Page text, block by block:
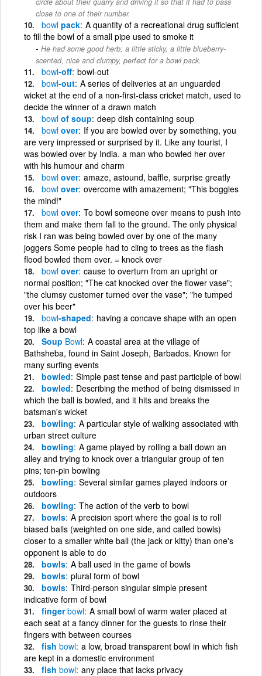
close to one of their number.
bowl pack A quantity of a recreational drug sufficient
to fill the bowl of a small pipe used to smoke it
He had some good herb; a little sticky, a little blueberry-
scented, nice and clumpy, perfect for a bowl pack.
bowl-off bowl-out
bowl-out A series of deliveries at an unguarded
wicket at the end of a non-first-class cricket match, used to
decide the winner of a drawn match
bowl of soup deep dish containing soup
bowl over If you are bowled over by something, you
are very impressed or surprised by it. Like any tourist, I
was bowled over by India. a man who bowled her over
with his humour and charm
bowl over amaze, astound, baffle, surprise greatly
bowl over overcome with amazement; "This boggles
the mind!"
bowl over To bowl someone over means to push into
them and make them fall to the ground. The only physical
risk I ran was being bowled over by one of the many
joggers Some people had to cling to trees as the flash
flood bowled them over. = knock over
bowl over cause to overturn from an upright or
normal position; "The cat knocked over the flower vase";
"the clumsy customer turned over the vase"; "he tumped
over his beer"
bowl-shaped having a concave shape with an open
top like a bowl
Soup Bowl A coastal area at the village of
Bathsheba, found in Saint Joseph, Barbados. Known for
many surfing events
bowled Simple past tense and past participle of bowl
bowled Describing the method of being dismissed in
which the ball is bowled, and it hits and breaks the
batsman's wicket
bowling A particular style of walking associated with
urban street culture
bowling A game played by rolling a ball down an
alley and trying to knock over a triangular group of ten
pins; ten-pin bowling
bowling Several similar games played indoors or
outdoors
bowling The action of the verb to bowl
bowls A precision sport where the goal is to roll
biased balls (weighted on one side, and called bowls)
closer to a smaller white ball (the jack or kitty) than one's
opponent is able to do
bowls A ball used in the game of bowls
bowls plural form of bowl
bowls Third-person singular simple present
indicative form of bowl
fingerbowl A small bowl of warm water placed at
each seat at a fancy dinner for the guests to rinse their
fingers with between courses
fish bowl a low, broad transparent bowl in which fish
are kept in a domestic environment
fish bowl any place that lacks privacy